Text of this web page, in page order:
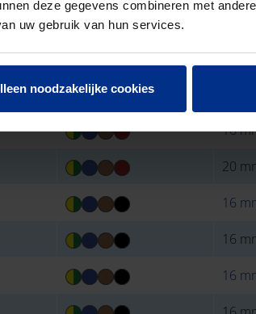
deze gegevens combineren met
uw gebruik van hun services.
noodzakelijke cookies
16
16
20
16
16
16